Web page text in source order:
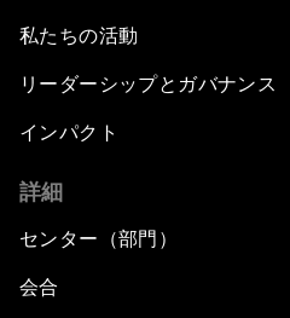
私たちの活動
リーダーシップとガバナンス
インパクト
詳細
センター（部門）
会合